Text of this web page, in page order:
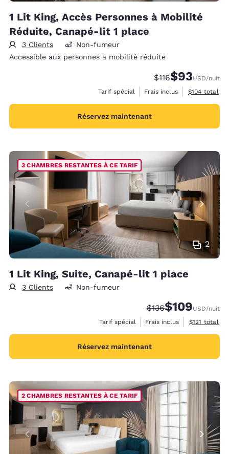
1 Lit King, Accès Personnes à Mobilité
Réduite, Canapé-lit 1 place
3 Clients
Non-fumeur
Accessible aux personnes à mobilité réduite
Tarif barré :
$116Tarif réduit :
$93USD/nuit
Tarif spécial
Frais inclus Afficher les
$104 total
Réservez maintenant
2
3 CHAMBRES RESTANTES À CE TARIF
1 Lit King, Suite, Canapé-lit 1 place
3 Clients Non-fumeur
Tarif barré :
$136Tarif réduit :
$109USD/nuit
Tarif spécial
Frais inclus Afficher les
$121 total
Réservez maintenant
2 CHAMBRES RESTANTES À CE TARIF